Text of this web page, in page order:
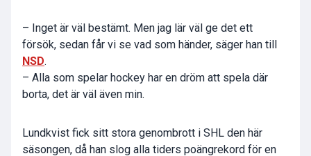
– Inget är väl bestämt. Men jag lär väl ge det ett
försök, sedan får vi se vad som händer, säger han till
NSD.
– Alla som spelar hockey har en dröm att spela där
borta, det är väl även min.
Lundkvist fick sitt stora genombrott i SHL den här
säsongen, då han slog alla tiders poängrekord för en